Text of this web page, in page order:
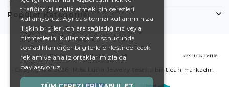
Popüler Kategoriler
Copyright © 2026, Miss Lucia Jewelry tescilli bir ticari markadır.
DE
EN
SWEDISH
TURKISH
trafiğimizi analiz etmek için çerezleri
kullanıyoruz. Ayrıca sitemizi kullanımınıza
ilişkin bilgileri, onlara sağladığınız veya
hizmetlerini kullanmanız sonucunda
topladıkları diğer bilgilerle birleştirebilecek
reklam ve analiz ortaklarımızla da
paylaşıyoruz.